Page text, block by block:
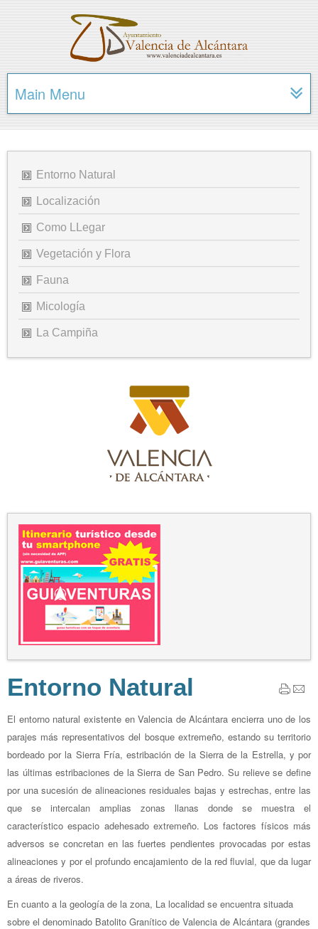
Main Menu
Entorno Natural
Localización
Como LLegar
Vegetación y Flora
Fauna
Micología
La Campiña
Entorno Natural
El entorno natural existente en Valencia de Alcántara encierra uno de los
parajes más representativos del bosque extremeño, estando su territorio
bordeado por la Sierra Fría, estribación de la Sierra de la Estrella, y por
las últimas estribaciones de la Sierra de San Pedro. Su relieve se define
por una sucesión de alineaciones residuales bajas y estrechas, entre las
que se intercalan amplias zonas llanas donde se muestra el
característico espacio adehesado extremeño. Los factores físicos más
adversos se concretan en las fuertes pendientes provocadas por estas
alineaciones y por el profundo encajamiento de la red fluvial, que da lugar
a áreas de riveros.
En cuanto a la geología de la zona, La localidad se encuentra situada
sobre el denominado Batolito Granítico de Valencia de Alcántara (grandes